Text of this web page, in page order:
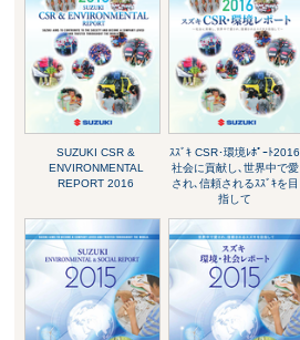
SUZUKI CSR &
ENVIRONMENTAL
REPORT 2016
ｽｽﾞｷ CSR･環境ﾚﾎﾟｰﾄ2016
社会に貢献し､世界中で愛
され､信頼されるｽｽﾞｷを目
指して